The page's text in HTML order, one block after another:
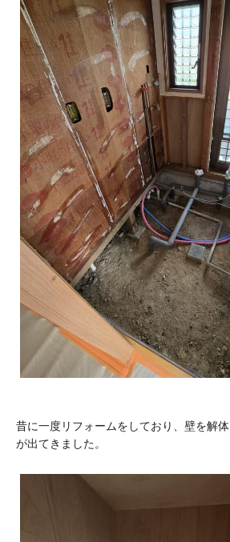
昔に一度リフォームをしており、壁を解
が出てきました。